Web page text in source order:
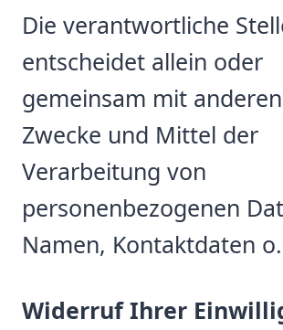
Die verantwortliche
entscheidet allein oder
gemeinsam mit
Zwecke und Mittel der
Verarbeitung von
personenbezogenen
Namen, Kontaktdaten
Widerruf Ihrer